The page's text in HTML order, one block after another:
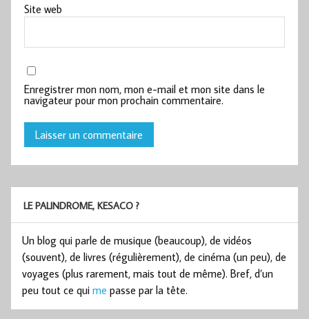
Site web
Enregistrer mon nom, mon e-mail et mon site dans le
navigateur pour mon prochain commentaire.
LE PALINDROME, KESACO ?
Un blog qui parle de musique (beaucoup), de vidéos
(souvent), de livres (régulièrement), de cinéma (un peu), de
voyages (plus rarement, mais tout de même). Bref, d’un
peu tout ce qui me passe par la tête.